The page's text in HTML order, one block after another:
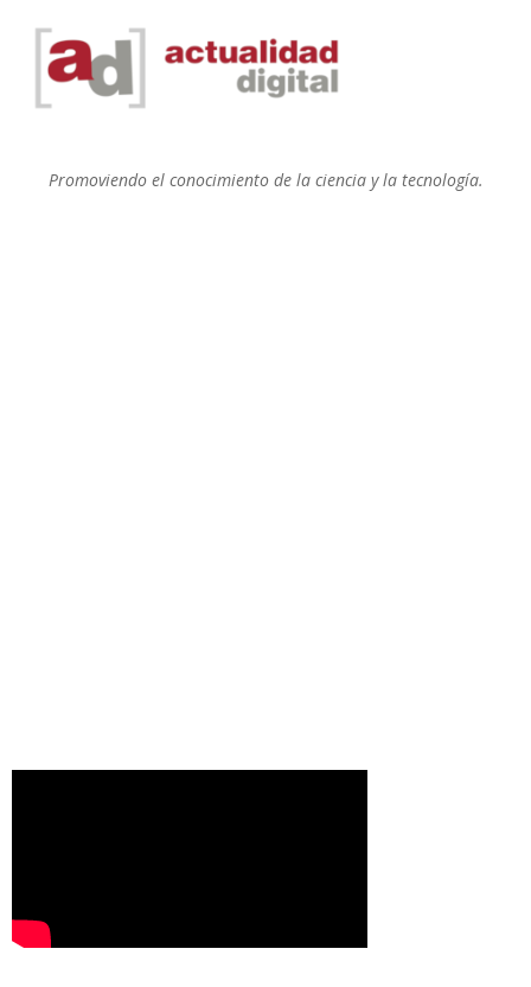
Promoviendo el conocimiento de la ciencia y la tecnología.